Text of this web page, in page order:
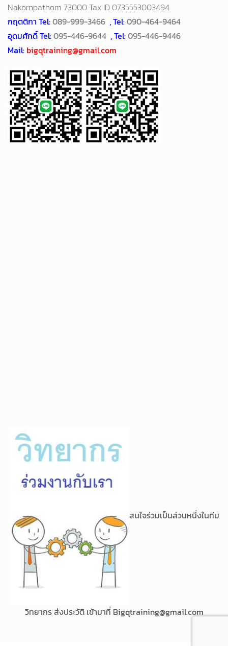
Nakornpathom 73000 Tax ID 0735553003494
กฤตติกา Tel:089-999-3466 , Tel:090-464-9464
อุดมศักดิ์ Tel:095-446-9644 , Tel:095-446-9446
Mail: bigqtraining@gmail.com
สนใจร่วมเป็นส่วนหนึ่งในทีม
วิทยากร ส่งประวัติ เข้ามาที่ Bigqtraining@gmail.com